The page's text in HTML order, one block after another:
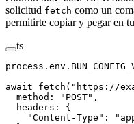
solicitud fetch como un
permitirte copiar y pegar en
ts
process.env.
await fetch ( "https://
  method:
"POST" ,
  headers: {
    "Content-Type"
: